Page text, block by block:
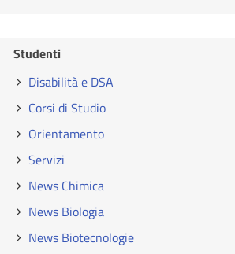
Studenti
Disabilità e DSA
Corsi di Studio
Orientamento
Servizi
News Chimica
News Biologia
News Biotecnologie